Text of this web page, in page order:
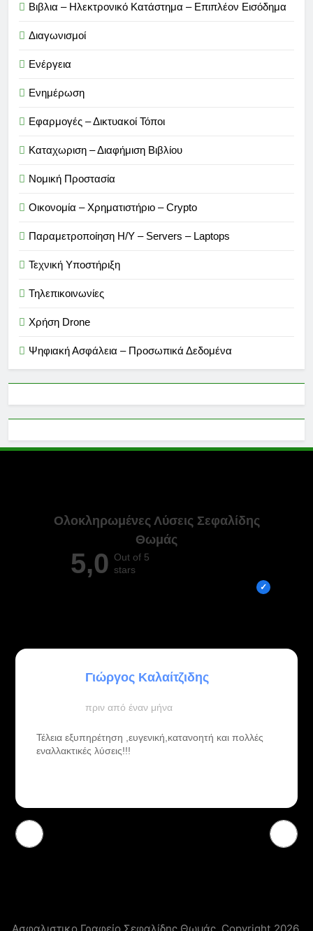
Βιβλια – Ηλεκτρονικό Κατάστημα – Επιπλέον Εισόδημα
Διαγωνισμοί
Ενέργεια
Ενημέρωση
Εφαρμογές – Δικτυακοί Τόποι
Καταχωριση – Διαφήμιση Βιβλίου
Νομική Προστασία
Οικονομία – Χρηματιστήριο – Crypto
Παραμετροποίηση Η/Υ – Servers – Laptops
Τεχνική Υποστήριξη
Τηλεπικοινωνίες
Χρήση Drone
Ψηφιακή Ασφάλεια – Προσωπικά Δεδομένα
Ολοκληρωμένες Λύσεις Σεφαλίδης
Θωμάς
5,0 Out of 5
stars
ATHANASIOS PLAKAROS
πριν από 3 μήνες
Εξαιρετικό ασφαλιστικό γραφείο το συνηστω
ανεπηφυλακτα